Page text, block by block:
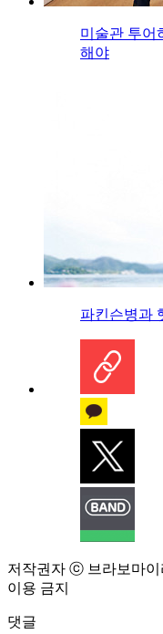
미술관 투어
해야
파킨슨병과
저작권자 ⓒ 브라보마이
이용 금지
댓글